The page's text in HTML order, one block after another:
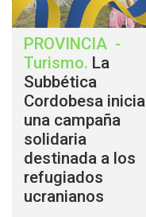
PROVINCIA -
Turismo. La
Subbética
Cordobesa inicia
una campaña
solidaria
destinada a los
refugiados
ucranianos